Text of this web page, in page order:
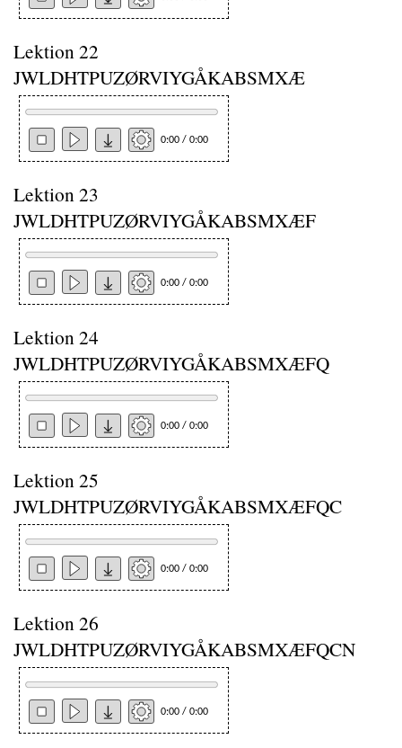
Lektion 22
JWLDHTPUZØRVIYGÅKABSMXÆ
0:00 / 0:00
Lektion 23
JWLDHTPUZØRVIYGÅKABSMXÆF
0:00 / 0:00
Lektion 24
JWLDHTPUZØRVIYGÅKABSMXÆFQ
0:00 / 0:00
Lektion 25
JWLDHTPUZØRVIYGÅKABSMXÆFQC
0:00 / 0:00
Lektion 26
JWLDHTPUZØRVIYGÅKABSMXÆFQCN
0:00 / 0:00